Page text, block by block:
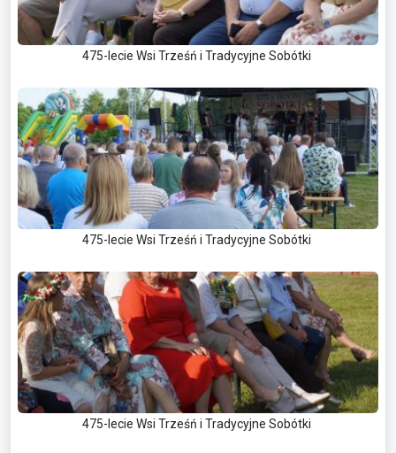
475-lecie Wsi Trześń i Tradycyjne Sobótki
475-lecie Wsi Trześń i Tradycyjne Sobótki
475-lecie Wsi Trześń i Tradycyjne Sobótki